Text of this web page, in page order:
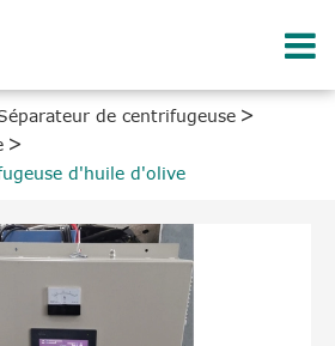
de centrifugeuse
d'huile d'olive